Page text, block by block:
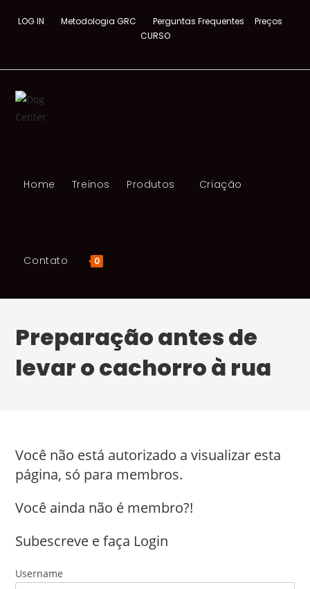
LOG IN Metodologia GRC Perguntas Frequentes
Preços
CURSO
Home Treinos Produtos Criação
Contato 0
Preparação antes de
levar o cachorro à rua
Você não está autorizado a visualizar esta
página, só para membros.
Você ainda não é membro?!
Subescreve e faça Login
Username